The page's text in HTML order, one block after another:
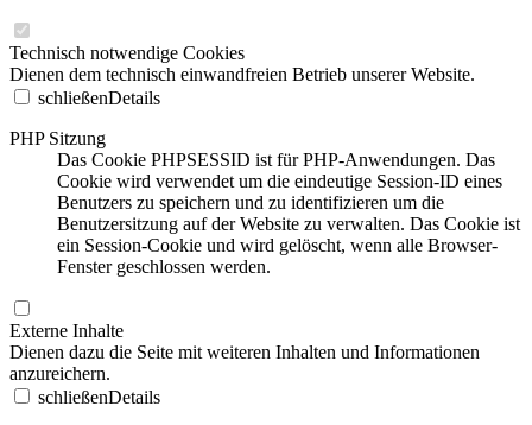
Technisch notwendige Cookies
Dienen dem technisch einwandfreien Betrieb unserer Website.
schließenDetails
PHP Sitzung
Das Cookie PHPSESSID ist für PHP-Anwendungen. Das
Cookie wird verwendet um die eindeutige Session-ID eines
Benutzers zu speichern und zu identifizieren um die
Benutzersitzung auf der Website zu verwalten. Das Cookie ist
ein Session-Cookie und wird gelöscht, wenn alle Browser-
Fenster geschlossen werden.
Externe Inhalte
Dienen dazu die Seite mit weiteren Inhalten und Informationen
anzureichern.
schließenDetails